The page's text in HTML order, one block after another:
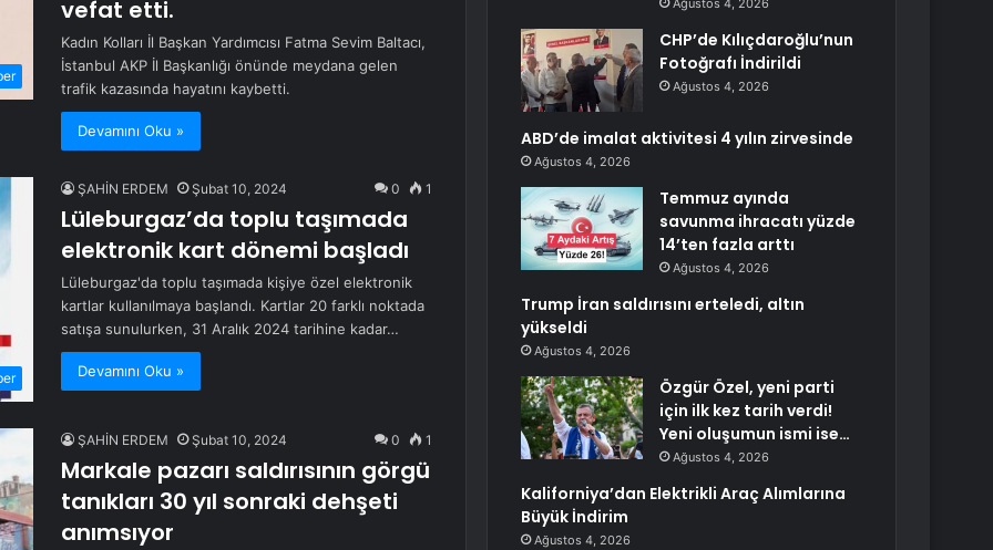
vefat etti.
Kadın Kolları İl Başkan Yardımcısı Fatma Sevim Baltacı,
İstanbul AKP İl Başkanlığı önünde meydana gelen
trafik kazasında hayatını kaybetti.
Devamını Oku »
ŞAHİN ERDEM Şubat 10, 2024 0 1
Lüleburgaz’da toplu taşımada
elektronik kart dönemi başladı
Lüleburgaz'da toplu taşımada kişiye özel elektronik
kartlar kullanılmaya başlandı. Kartlar 20 farklı noktada
satışa sunulurken, 31 Aralık 2024 tarihine kadar…
Devamını Oku »
ŞAHİN ERDEM Şubat 10, 2024 0 1
Markale pazarı saldırısının görgü
tanıkları 30 yıl sonraki dehşeti
anımsıyor
Ağustos 4, 2026
CHP’de Kılıçdaroğlu’nun
Fotoğrafı İndirildi
Ağustos 4, 2026
ABD’de imalat aktivitesi 4 yılın zirvesinde
Ağustos 4, 2026
Temmuz ayında
savunma ihracatı yüzde
14’ten fazla arttı
Ağustos 4, 2026
Trump İran saldırısını erteledi, altın
yükseldi
Ağustos 4, 2026
Özgür Özel, yeni parti
için ilk kez tarih verdi!
Yeni oluşumun ismi ise…
Ağustos 4, 2026
Kaliforniya’dan Elektrikli Araç Alımlarına
Büyük İndirim
Ağustos 4, 2026